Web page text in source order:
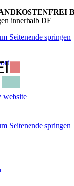
innerhalb DE
Seitenende springen
website
Seitenende springen